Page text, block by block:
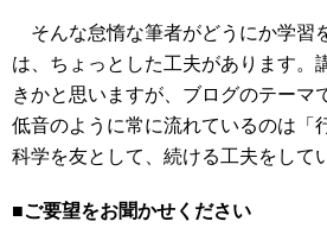
そんな怠惰な筆者がどうにか学習
は、ちょっとした工夫があります。
きかと思いますが、ブログのテーマ
低音のように常に流れているのは「
科学を友として、続ける工夫をして
■ご要望をお聞かせください